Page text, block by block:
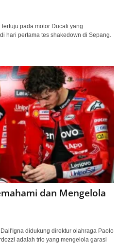
pada motor Ducati yang
hari pertama tes shakedown di Sepang.
dan Mengelola
didukung direktur olahraga Paolo
adalah trio yang mengelola garasi